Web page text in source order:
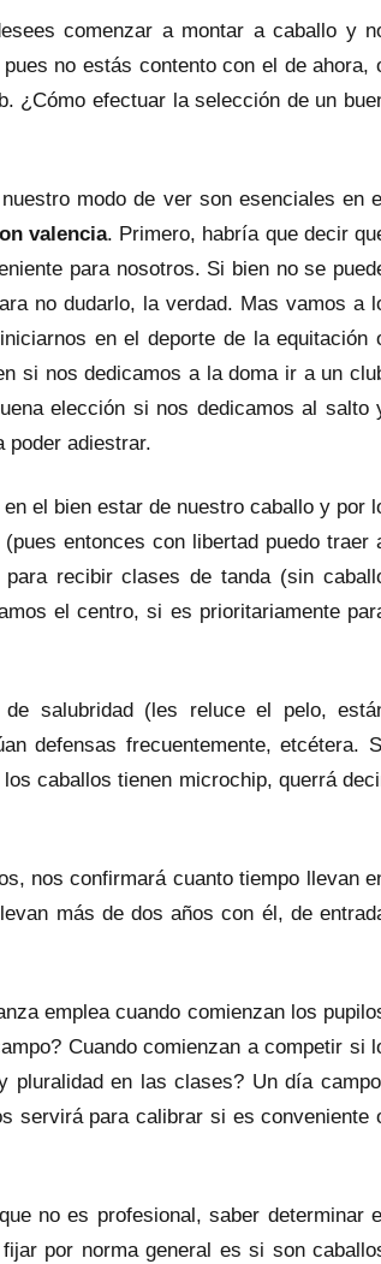
comenzar a montar a caballo y
no estás contento con el de ahora,
¿Cómo efectuar la selección de un
modo de ver son esenciales en
valencia. Primero, habría que decir
para nosotros. Si bien no se
no dudarlo, la verdad. Mas vamos a
en el deporte de la equitación
si nos dedicamos a la doma ir a un
elección si nos dedicamos al salto
poder adiestrar.
el bien estar de nuestro caballo y por
entonces con libertad puedo traer
recibir clases de tanda (sin
el centro, si es prioritariamente
salubridad (les reluce el pelo,
defensas frecuentemente, etcétera.
caballos tienen microchip, querrá
nos confirmará cuanto tiempo llevan
más de dos años con él, de
emplea cuando comienzan los
Cuando comienzan a competir si
pluralidad en las clases? Un día
servirá para calibrar si es conveniente
no es profesional, saber determinar
por norma general es si son